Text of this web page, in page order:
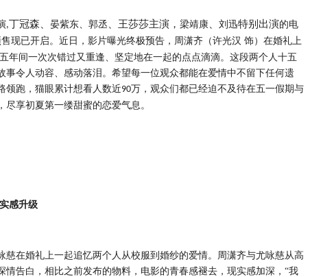
,丁冠森、 晏紫东、郭丞 、王莎莎主演， 梁靖康 刘迅特别出演的电
售现已开启。近日，影片曝光终极预告，周潇齐（许光汉 饰）在婚礼上
年间一次次错过又重逢、坚定地在一起的点点滴滴。这段两个人十五
事令人动容、感动落泪。希望每一位观众都能在爱情中不留下任何遗
领跑， 猫眼累计想看人数近90万，观众们都已经迫不及待在五一假期与
享初夏第一缕甜蜜的恋爱气息。
感升级
慈在婚礼上一起追忆两个人从校服到婚纱的爱情。周潇齐与尤咏慈从高
告白，相比之前发布的物料，电影的青春感褪去，现实感加深， “我